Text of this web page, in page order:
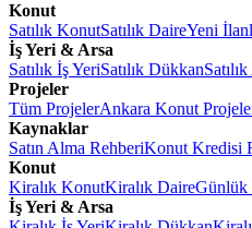
Konut
Satılık KonutSatılık DaireYeni
İş Yeri & Arsa
Satılık İş YeriSatılık Dükkan
Projeler
Tüm ProjelerAnkara Konut
Kaynaklar
Satın Alma RehberiKonut Kredisi
Konut
Kiralık KonutKiralık DaireGünlük
İş Yeri & Arsa